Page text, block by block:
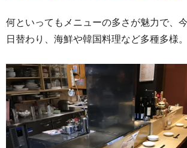
何といってもメニューの多さが魅力で、
日替わり、海鮮や韓国料理など多種多様。